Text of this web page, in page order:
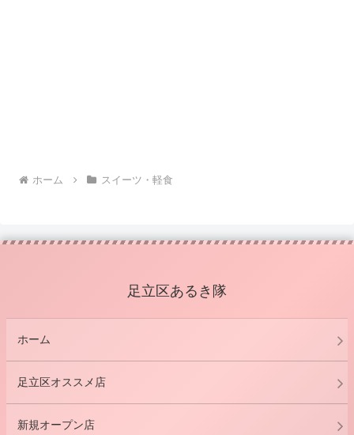
ホーム スイーツ・軽食
足立区あるき隊
ホーム
足立区オススメ店
新規オープン店